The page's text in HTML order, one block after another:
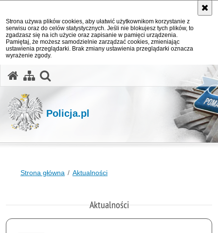
Strona używa plików cookies, aby ułatwić użytkownikom korzystanie z
serwisu oraz do celów statystycznych. Jeśli nie blokujesz tych plików, to
zgadzasz się na ich użycie oraz zapisanie w pamięci urządzenia.
Pamiętaj, że możesz samodzielnie zarządzać cookies, zmieniając
ustawienia przeglądarki. Brak zmiany ustawienia przeglądarki oznacza
wyrażenie zgody.
Policja.pl
Strona główna Aktualności
Aktualności